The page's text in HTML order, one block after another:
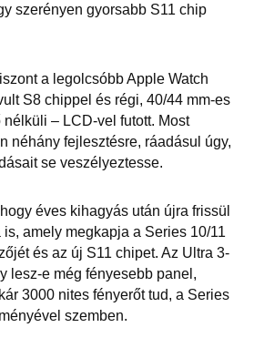
szerényen gyorsabb S11 chip
a legolcsóbb Apple Watch
S8 chippel és régi, 40/44 mm-es
– LCD-vel futott. Most
néhány fejlesztésre, ráadásul úgy,
se veszélyeztesse.
éves kihagyás után újra frissül
amely megkapja a Series 10/11
és az új S11 chipet. Az Ultra 3-
lesz-e még fényesebb panel,
3000 nites fényerőt tud, a Series
szemben.